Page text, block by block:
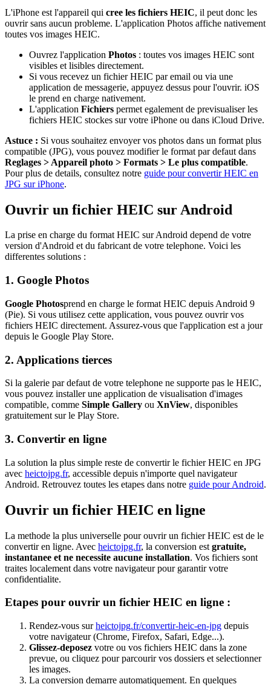
L'iPhone est l'appareil qui cree les fichiers HEIC, il peut donc les
ouvrir sans aucun probleme. L'application Photos affiche nativement
toutes vos images HEIC.
Ouvrez l'application Photos : toutes vos images HEIC sont
visibles et lisibles directement.
Si vous recevez un fichier HEIC par email ou via une
application de messagerie, appuyez dessus pour l'ouvrir. iOS
le prend en charge nativement.
L'application Fichiers permet egalement de previsualiser les
fichiers HEIC stockes sur votre iPhone ou dans iCloud Drive.
Astuce : Si vous souhaitez envoyer vos photos dans un format plus
compatible (JPG), vous pouvez modifier le format par defaut dans
Reglages > Appareil photo > Formats > Le plus compatible.
Pour plus de details, consultez notre guide pour convertir HEIC en
JPG sur iPhone.
Ouvrir un fichier HEIC sur Android
La prise en charge du format HEIC sur Android depend de votre
version d'Android et du fabricant de votre telephone. Voici les
differentes solutions :
1. Google Photos
Google Photosprend en charge le format HEIC depuis Android 9
(Pie). Si vous utilisez cette application, vous pouvez ouvrir vos
fichiers HEIC directement. Assurez-vous que l'application est a jour
depuis le Google Play Store.
2. Applications tierces
Si la galerie par defaut de votre telephone ne supporte pas le HEIC,
vous pouvez installer une application de visualisation d'images
compatible, comme Simple Gallery ou XnView, disponibles
gratuitement sur le Play Store.
3. Convertir en ligne
La solution la plus simple reste de convertir le fichier HEIC en JPG
avec heictojpg.fr, accessible depuis n'importe quel navigateur
Android. Retrouvez toutes les etapes dans notre guide pour Android.
Ouvrir un fichier HEIC en ligne
La methode la plus universelle pour ouvrir un fichier HEIC est de le
convertir en ligne. Avec heictojpg.fr, la conversion est gratuite,
instantanee et ne necessite aucune installation. Vos fichiers sont
traites localement dans votre navigateur pour garantir votre
confidentialite.
Etapes pour ouvrir un fichier HEIC en ligne :
Rendez-vous sur heictojpg.fr/convertir-heic-en-jpg depuis
votre navigateur (Chrome, Firefox, Safari, Edge...).
Glissez-deposez votre ou vos fichiers HEIC dans la zone
prevue, ou cliquez pour parcourir vos dossiers et selectionner
les images.
La conversion demarre automatiquement. En quelques